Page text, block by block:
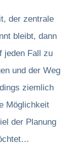
der zentrale
bleibt, dann
jeden Fall zu
und der Weg
ziemlich
Möglichkeit
der Planung